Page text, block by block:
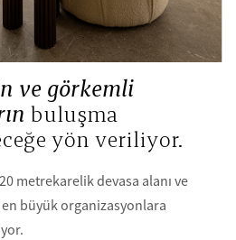
ve görkemli
buluşma
yön veriliyor.
metrekarelik devasa alanı ve
büyük organizasyonlara